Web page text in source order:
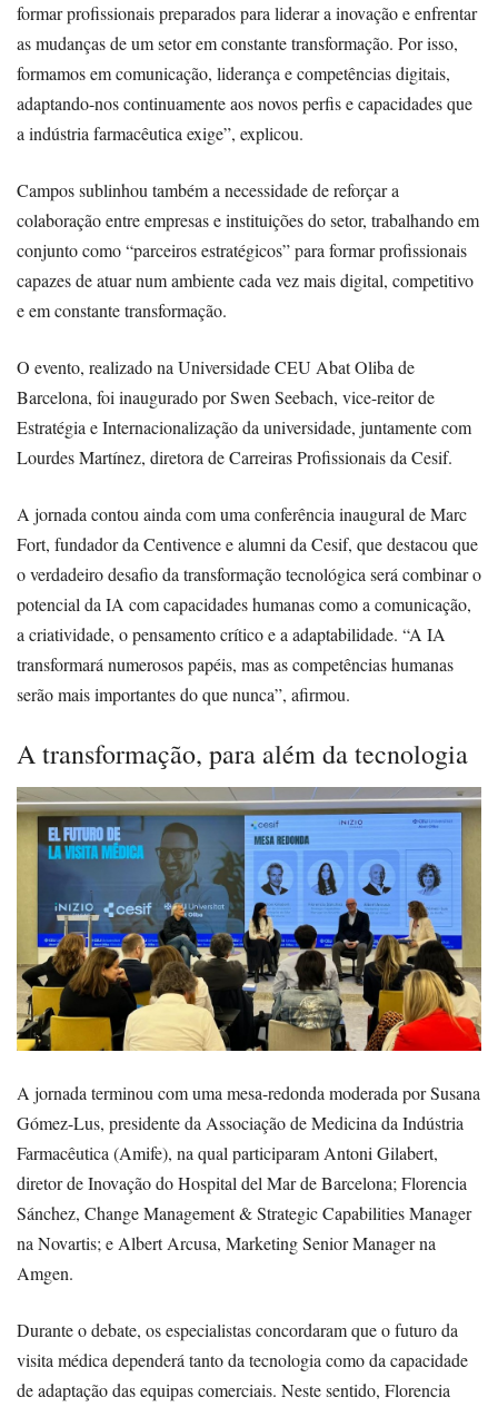
formar profissionais preparados para liderar a inovação e enfrentar
as mudanças de um setor em constante transformação. Por isso,
formamos em comunicação, liderança e competências digitais,
adaptando-nos continuamente aos novos perfis e capacidades que
a indústria farmacêutica exige”, explicou.
Campos sublinhou também a necessidade de reforçar a
colaboração entre empresas e instituições do setor, trabalhando em
conjunto como “parceiros estratégicos” para formar profissionais
capazes de atuar num ambiente cada vez mais digital, competitivo
e em constante transformação.
O evento, realizado na Universidade CEU Abat Oliba de
Barcelona, foi inaugurado por Swen Seebach, vice-reitor de
Estratégia e Internacionalização da universidade, juntamente com
Lourdes Martínez, diretora de Carreiras Profissionais da Cesif.
A jornada contou ainda com uma conferência inaugural de Marc
Fort, fundador da Centivence e alumni da Cesif, que destacou que
o verdadeiro desafio da transformação tecnológica será combinar o
potencial da IA com capacidades humanas como a comunicação,
a criatividade, o pensamento crítico e a adaptabilidade. “A IA
transformará numerosos papéis, mas as competências humanas
serão mais importantes do que nunca”, afirmou.
A transformação, para além da tecnologia
A jornada terminou com uma mesa-redonda moderada por Susana
Gómez-Lus, presidente da Associação de Medicina da Indústria
Farmacêutica (Amife), na qual participaram Antoni Gilabert,
diretor de Inovação do Hospital del Mar de Barcelona; Florencia
Sánchez, Change Management & Strategic Capabilities Manager
na Novartis; e Albert Arcusa, Marketing Senior Manager na
Amgen.
Durante o debate, os especialistas concordaram que o futuro da
visita médica dependerá tanto da tecnologia como da capacidade
de adaptação das equipas comerciais. Neste sentido, Florencia